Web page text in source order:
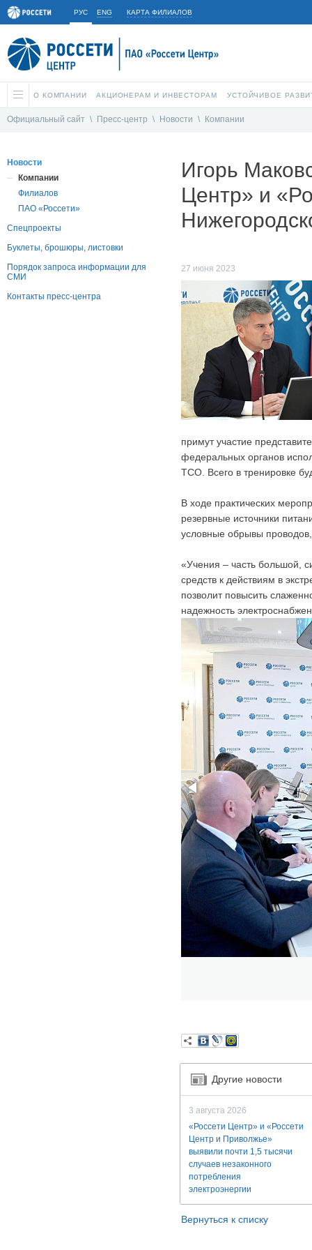
РУС ENG КАРТА ФИЛИАЛОВ
О КОМПАНИИ АКЦИОНЕРАМ И ИНВЕСТОРАМ УСТОЙЧИВОЕ
Официальный сайт \ Пресс-центр \ Новости \ Компании
Новости
Компании
Филиалов
ПАО «Россети»
Спецпроекты
Буклеты, брошюры, листовки
Порядок запроса информации для
СМИ
Контакты пресс-центра
Игорь
Центр» и
27 июня 2023
примут участие
федеральных органов
ТСО. Всего в тренировке
В ходе практических
резервные источники
условные обрывы
«Учения – часть большой,
средств к действиям в
позволит повысить
надежность
Другие новости
3 августа 2026
«Россети Центр» и «Россети
Центр и Приволжье»
выявили почти 1,5 тысячи
случаев незаконного
потребления
электроэнергии
Вернуться к списку